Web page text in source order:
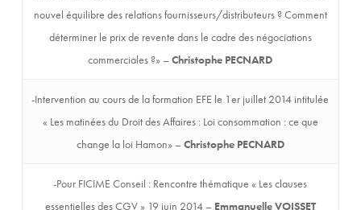
nouvel équilibre des relations fournisseurs/distributeurs ? Comment
déterminer le prix de revente dans le cadre des négociations
commerciales ?» –Christophe PECNARD
-Intervention au cours de la formation EFE le 1er juillet 2014 intitulée
« Les matinées du Droit des Affaires : Loi consommation : ce que
change la loi Hamon» – Christophe PECNARD
-Pour FICIME Conseil : Rencontre thématique « Les clauses
essentielles des CGV » 19 juin 2014 – Emmanuelle VOISSET